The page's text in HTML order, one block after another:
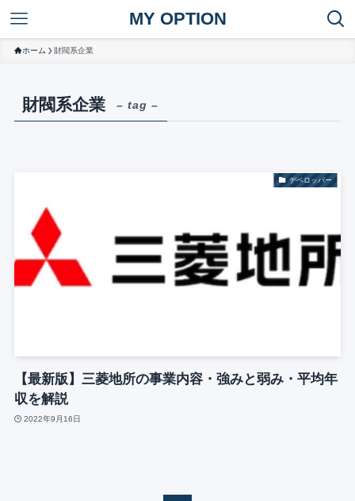
MY OPTION
ホーム 財閥系企業
財閥系企業 – tag –
デベロッパー
【最新版】三菱地所の事業内容・強みと弱み・平均年
収を解説
2022年9月16日